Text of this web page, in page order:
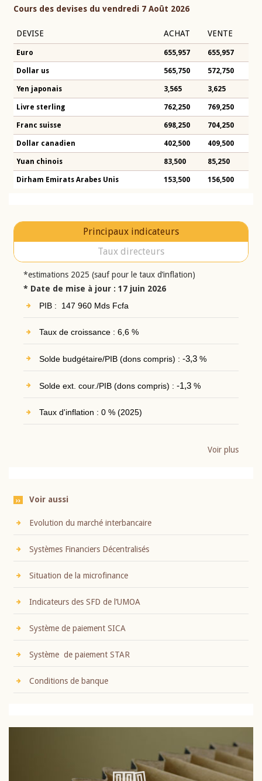
Cours des devises du vendredi 7 Août 2026
DEVISE ACHAT VENTE
Euro 655,957 655,957
Dollar us 565,750 572,750
Yen japonais 3,565 3,625
Livre sterling 762,250 769,250
Franc suisse 698,250 704,250
Dollar canadien 402,500 409,500
Yuan chinois 83,500 85,250
Dirham Emirats Arabes Unis 153,500 156,500
Principaux indicateurs
Taux directeurs
*estimations 2025 (sauf pour le taux d’inflation)
* Date de mise à jour : 17 juin 2026
PIB : 147 960 Mds Fcfa
Taux de croissance : 6,6 %
Solde budgétaire/PIB (dons compris) : -3,3%
Solde ext. cour./PIB (dons compris) : -1,3%
Taux d'inflation : 0 % (2025)
Voir plus
Voir aussi
Evolution du marché interbancaire
Systèmes Financiers Décentralisés
Situation de la microfinance
Indicateurs des SFD de l’UMOA
Système de paiement SICA
Système de paiement STAR
Conditions de banque